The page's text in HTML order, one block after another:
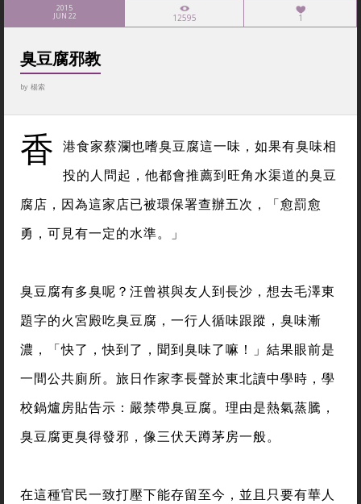
2015
JUN 22 12595 1
臭豆腐邪教
by 楊索
香 港食家蔡瀾也嗜臭豆腐這一味，如果有臭味相
投的人問起，他都會推薦到旺角水渠道的臭豆
腐店，因為這家店已被環保署查辦五次，「愈罰愈
勇，可見有一定的水準。」
臭豆腐有多臭呢？汪曾祺與友人到長沙，想去毛澤東
題字的火宮殿吃臭豆腐，一行人循味跟蹤，臭味漸
濃，「快了，快到了，聞到臭味了嘛！」結果眼前是
一間公共廁所。旅日作家李長聲於東北讀中學時，學
校鍋爐房貼告示：嚴禁帶臭豆腐。理由是熱氣蒸騰，
臭豆腐更臭得發邪，像三伏天蹲茅房一般。
在這種官民一致打壓下能存留至今，並且只要有華人